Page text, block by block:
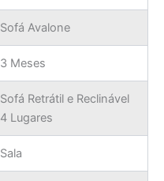
Sofá Avalone
3 Meses
Sofá Retrátil e Reclinável
4 Lugares
Sala